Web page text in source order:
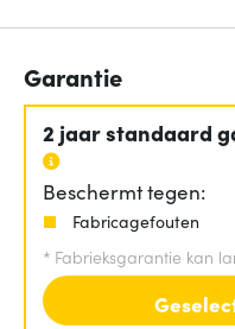
Garantie
2 jaar standaard
Beschermt tegen:
Fabricagefouten
* Fabrieksgarantie kan